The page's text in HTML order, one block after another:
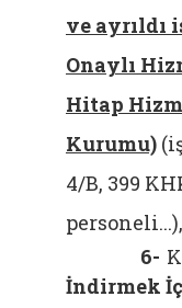
ve ayrıldı
Onaylı
Hitap
Kurumu)
4/B, 399
personeli...),
6-
İndirmek